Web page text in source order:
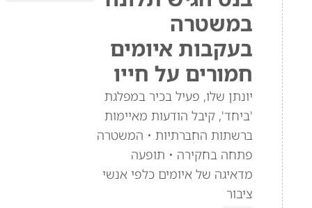
במשטרה
בעקבות איומים
חמורים על חייו
יונתן שלו, פעיל בכיר במפלגת
'ביחד', קיבל הודעות מאיימות
ברשתות החברתיות • המשטרה
פתחה בחקירה • תופעה
מדאיגה של איומים כלפי אנשי
ציבור